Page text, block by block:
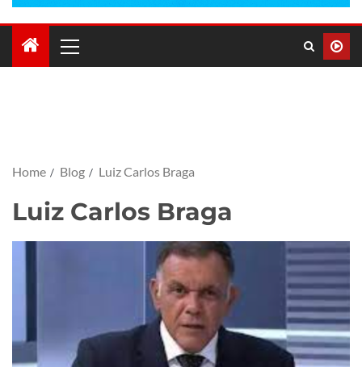
Home Blog Luiz Carlos Braga
Luiz Carlos Braga